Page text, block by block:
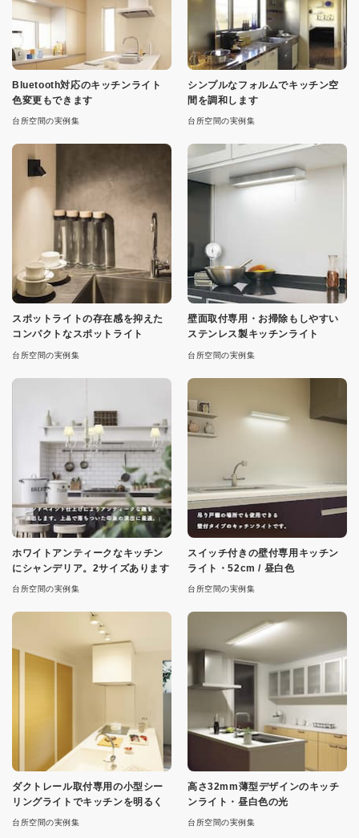
Bluetooth対応のキッチンライト
色変更もできます
台所空間の実例集
シンプルなフォルムでキッチン空
間を調和します
台所空間の実例集
スポットライトの存在感を抑えた
コンパクトなスポットライト
台所空間の実例集
壁面取付専用・お掃除もしやすい
ステンレス製キッチンライト
台所空間の実例集
ホワイトアンティークなキッチン
にシャンデリア。2サイズあります
台所空間の実例集
スイッチ付きの壁付専用キッチン
ライト・52cm / 昼白色
台所空間の実例集
ダクトレール取付専用の小型シー
リングライトでキッチンを明るく
台所空間の実例集
高さ32mm薄型デザインのキッチ
ンライト・昼白色の光
台所空間の実例集